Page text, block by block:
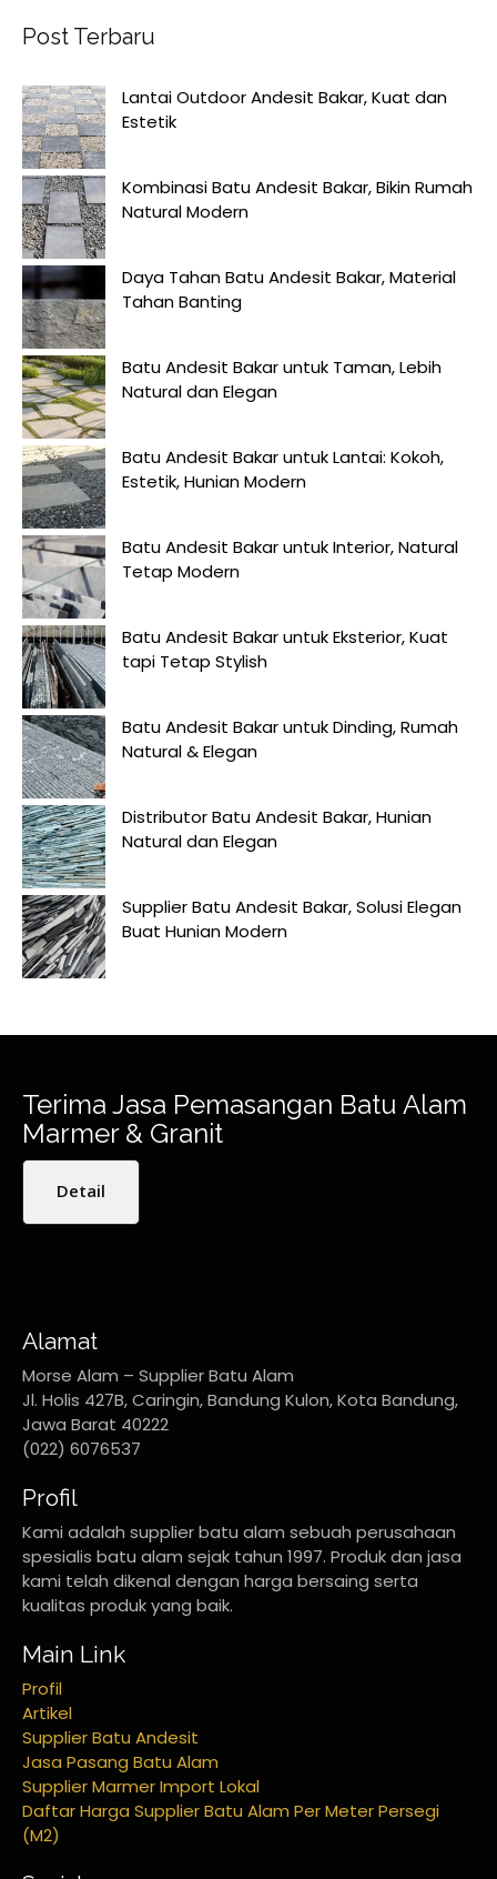
Post Terbaru
Lantai Outdoor Andesit Bakar, Kuat dan
Estetik
Kombinasi Batu Andesit Bakar, Bikin Rumah
Natural Modern
Daya Tahan Batu Andesit Bakar, Material
Tahan Banting
Batu Andesit Bakar untuk Taman, Lebih
Natural dan Elegan
Batu Andesit Bakar untuk Lantai: Kokoh,
Estetik, Hunian Modern
Batu Andesit Bakar untuk Interior, Natural
Tetap Modern
Batu Andesit Bakar untuk Eksterior, Kuat
tapi Tetap Stylish
Batu Andesit Bakar untuk Dinding, Rumah
Natural & Elegan
Distributor Batu Andesit Bakar, Hunian
Natural dan Elegan
Supplier Batu Andesit Bakar, Solusi Elegan
Buat Hunian Modern
Terima Jasa Pemasangan Batu Alam
Marmer & Granit
Detail
Alamat
Morse Alam – Supplier Batu Alam
Jl. Holis 427B, Caringin, Bandung Kulon, Kota Bandung,
Jawa Barat 40222
(022) 6076537
Profil
Kami adalah supplier batu alam sebuah perusahaan
spesialis batu alam sejak tahun 1997. Produk dan jasa
kami telah dikenal dengan harga bersaing serta
kualitas produk yang baik.
Main Link
Profil
Artikel
Supplier Batu Andesit
Jasa Pasang Batu Alam
Supplier Marmer Import Lokal
Daftar Harga Supplier Batu Alam Per Meter Persegi
(M2)